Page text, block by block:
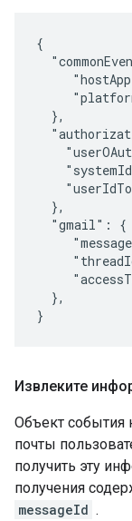
{
  },
  },
  "gmail": {
  },
}
Извлеките
Объект события
почты
получить эту
получения
messageId .